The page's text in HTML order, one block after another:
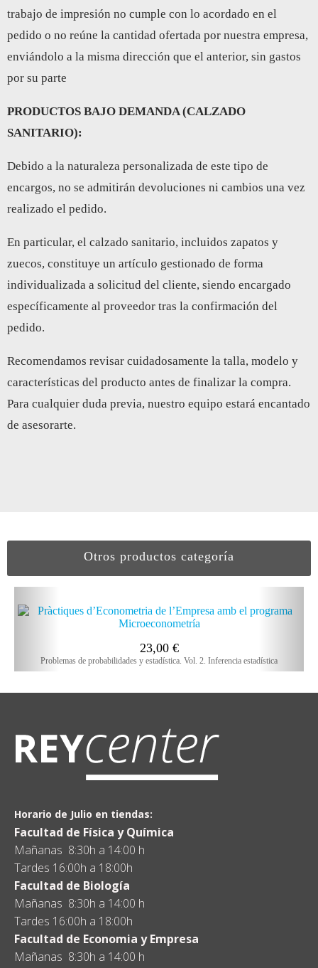
trabajo de impresión no cumple con lo acordado en el
pedido o no reúne la cantidad ofertada por nuestra empresa,
enviándolo a la misma dirección que el anterior, sin gastos
por su parte
PRODUCTOS BAJO DEMANDA (CALZADO
SANITARIO):
Debido a la naturaleza personalizada de este tipo de
encargos, no se admitirán devoluciones ni cambios una vez
realizado el pedido.
En particular, el calzado sanitario, incluidos zapatos y
zuecos, constituye un artículo gestionado de forma
individualizada a solicitud del cliente, siendo encargado
específicamente al proveedor tras la confirmación del
pedido.
Recomendamos revisar cuidadosamente la talla, modelo y
características del producto antes de finalizar la compra.
Para cualquier duda previa, nuestro equipo estará encantado
de asesorarte.
Otros productos categoría
23,00 €
Problemas de probabilidades y estadística. Vol. 2. Inferencia estadística
Horario de Julio en tiendas:
Facultad de Física y Química
Mañanas 8:30h a 14:00 h
Tardes 16:00h a 18:00h
Facultad de Biología
Mañanas 8:30h a 14:00 h
Tardes 16:00h a 18:00h
Facultad de Economia y Empresa
Mañanas 8:30h a 14:00 h